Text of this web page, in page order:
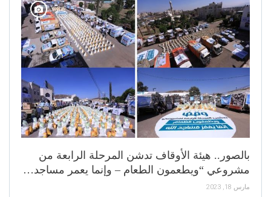
بالصور.. هيئة الأوقاف تدشن المرحلة الرابعة من
مشروعي “ويطعمون الطعام – وإنما يعمر مساجد…
مارس 18, 2023